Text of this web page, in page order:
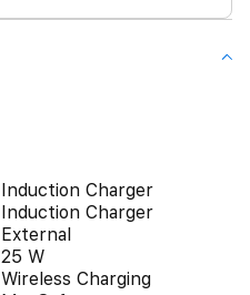
Induction Charger
Induction Charger
External
25 W
Wireless Charging